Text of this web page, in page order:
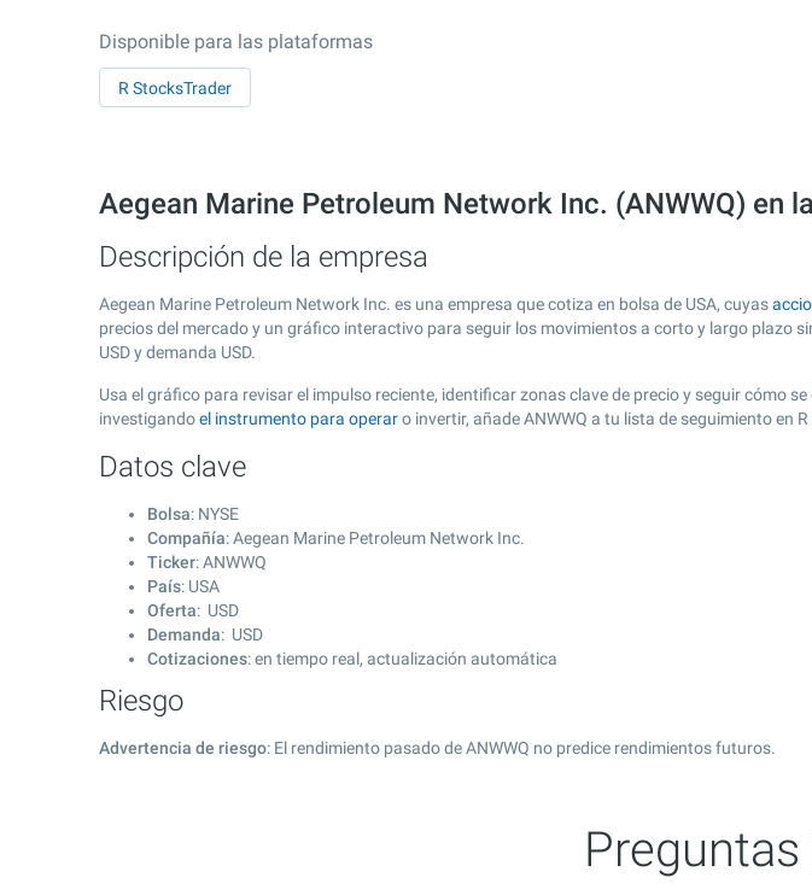
Disponible para las plataformas
R StocksTrader
Aegean Marine Petroleum Network Inc. (ANWWQ) en
Descripción de la empresa
Aegean Marine Petroleum Network Inc. es una empresa que cotiza en bolsa de USA, cuyas
precios del mercado y un gráfico interactivo para seguir los movimientos a corto y largo plazo
USD y demanda USD.
Usa el gráfico para revisar el impulso reciente, identificar zonas clave de precio y seguir cómo
investigandoel instrumento para operaro invertir, añade ANWWQ a tu lista de seguimiento en
Datos clave
Bolsa: NYSE
Compañía: Aegean Marine Petroleum Network Inc.
Ticker: ANWWQ
País: USA
Oferta: USD
Demanda: USD
Cotizaciones: en tiempo real, actualización automática
Riesgo
Advertencia de riesgo: El rendimiento pasado de ANWWQ no predice rendimientos futuros.